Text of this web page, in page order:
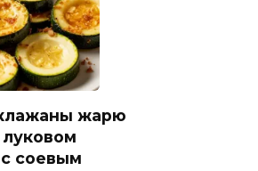
жарю
луковом
соевым